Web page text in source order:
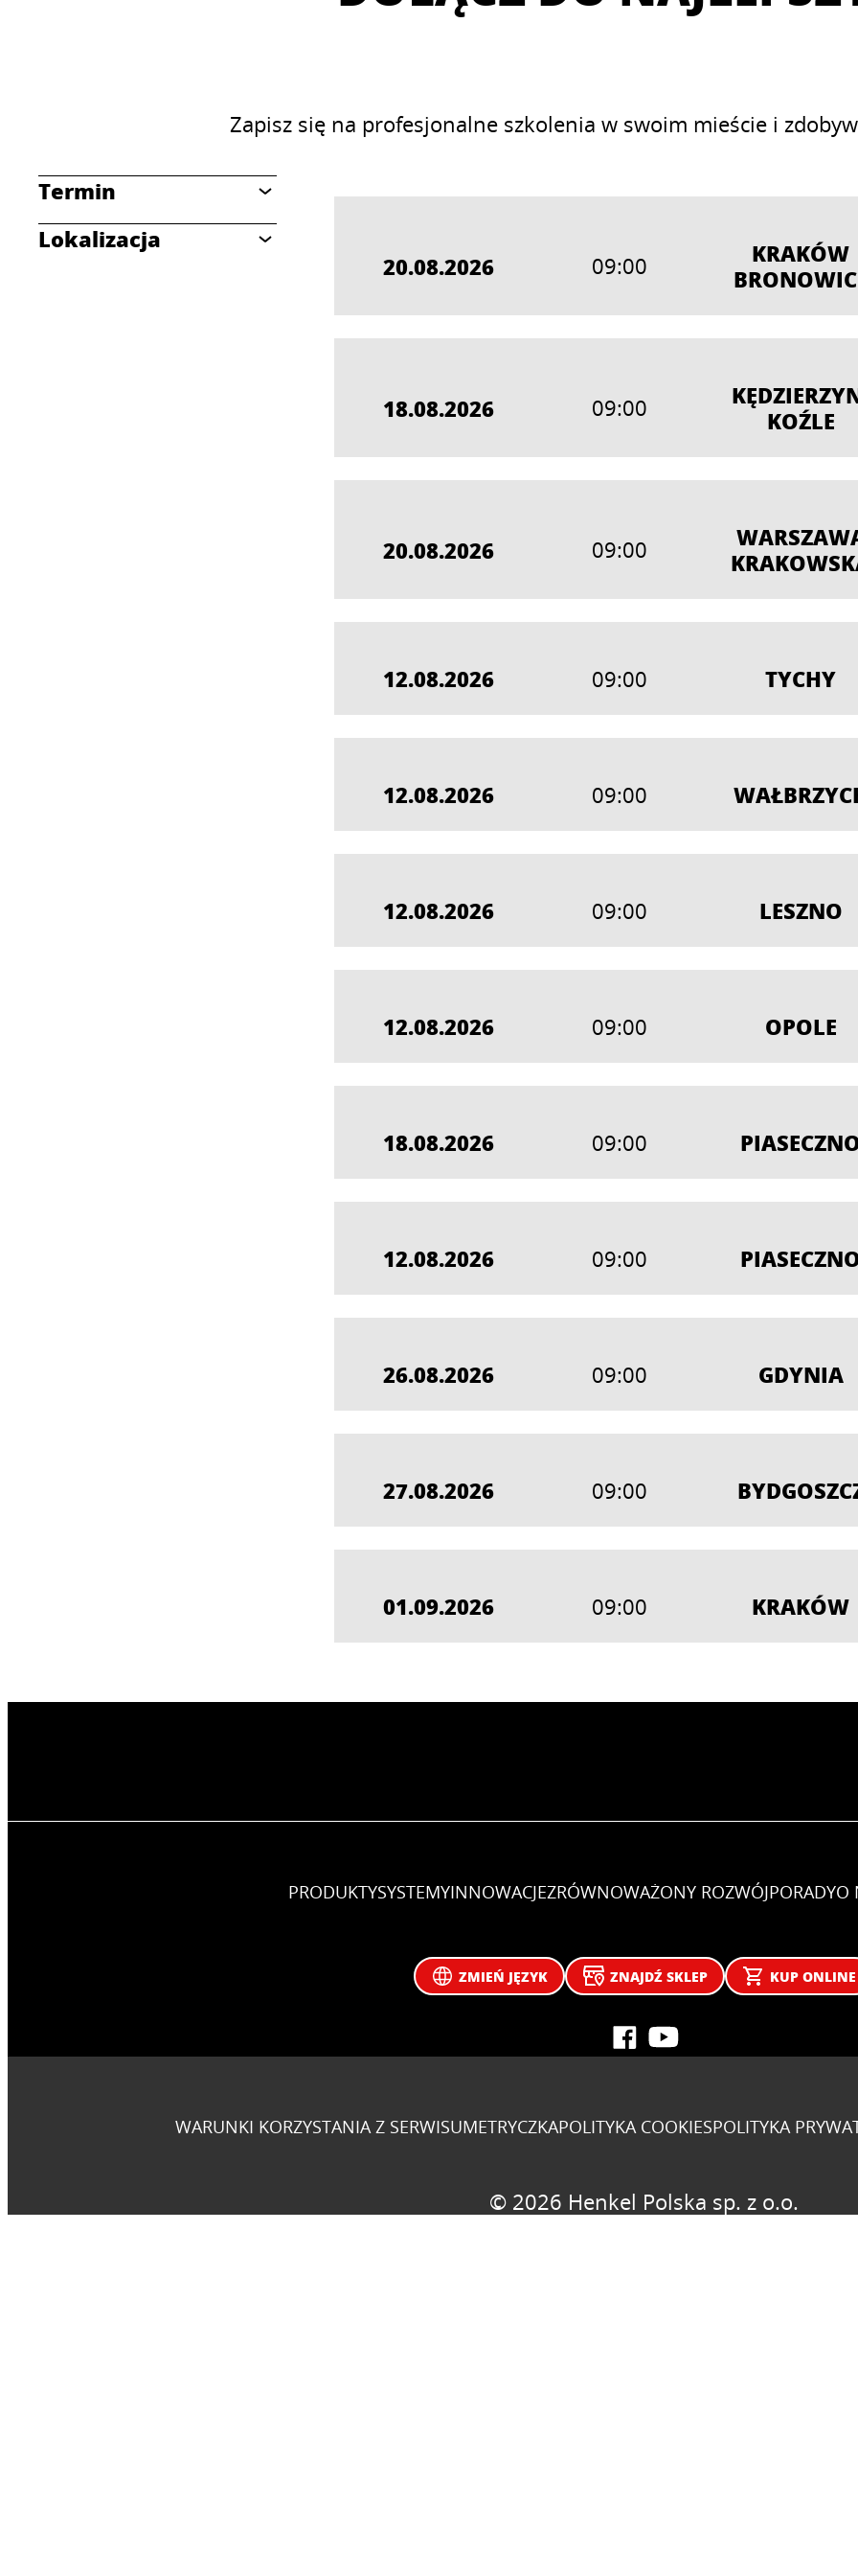
Zapisz się na profesjonalne szkolenia w swoim mieście i
Termin
Lokalizacja
20.08.2026
09:00
KRAKÓW
18.08.2026 09:00
KOŹLE
20.08.2026 09:00
12.08.2026 09:00 TYCHY
12.08.2026 09:00
12.08.2026 09:00 LESZNO
12.08.2026 09:00 OPOLE
18.08.2026 09:00
12.08.2026 09:00
26.08.2026 09:00 GDYNIA
27.08.2026 09:00
01.09.2026 09:00 KRAKÓW
PRODUKTYSYSTEMYINNOWACJEZRÓWNOWAŻONY ROZWÓJPORADYO
ZMIEŃ JĘZYK ZNAJDŹ SKLEP KUP ONLINE
WARUNKI KORZYSTANIA Z SERWISUMETRYCZKAPOLITYKA COOKIESPOLITYKA
© 2026 Henkel Polska sp. z o.o.